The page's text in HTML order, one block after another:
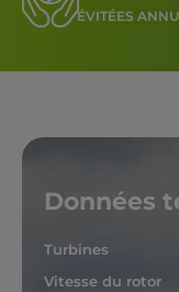
ÉVITÉES
Données
Turbines
Vitesse du rotor